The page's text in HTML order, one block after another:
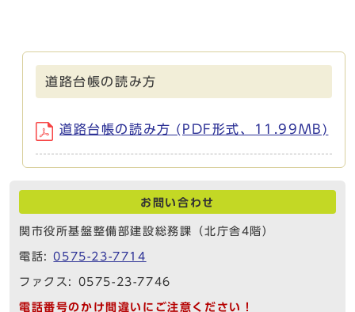
道路台帳の読み方
道路台帳の読み方 (PDF形式、11.99MB)
お問い合わせ
関市役所基盤整備部建設総務課（北庁舎4階）
電話:0575-23-7714
ファクス: 0575-23-7746
電話番号のかけ間違いにご注意ください！